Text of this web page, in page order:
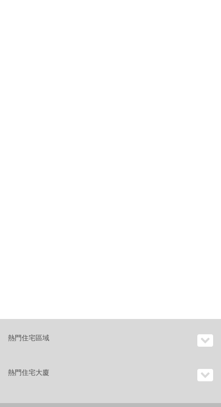
熱門住宅區域
熱門住宅大廈